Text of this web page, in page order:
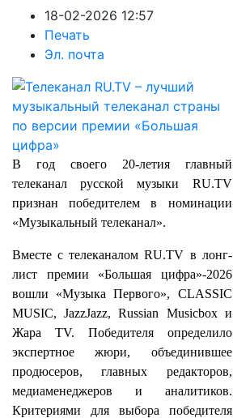
18-02-2026 12:57
Печать
Эл. почта
В год своего 20-летия главный
телеканал русской музыки RU.TV
признан победителем в номинации
«Музыкальный телеканал».
Вместе с телеканалом RU.TV в лонг-
лист премии «Большая цифра»-2026
вошли «Музыка Первого», CLASSIC
MUSIC, JazzJazz, Russian Musicbox и
Жара TV. Победителя определило
экспертное жюри, объединившее
продюсеров, главных редакторов,
медиаменеджеров и аналитиков.
Критериями для выбора победителя